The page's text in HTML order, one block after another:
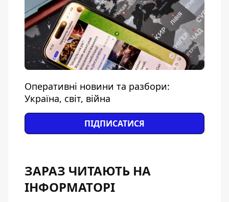
Оперативні новини та разбори:
Україна, світ, війна
ПІДПИСАТИСЯ
ЗАРАЗ ЧИТАЮТЬ НА
ІНФОРМАТОРІ